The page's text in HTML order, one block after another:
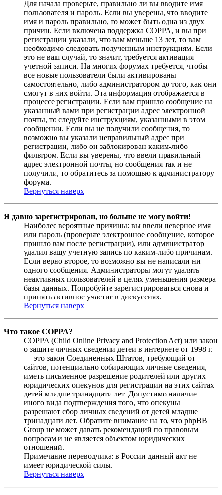
Для начала проверьте, правильно ли вы вводите имя
пользователя и пароль. Если вы уверены, что вводите
имя и пароль правильно, то может быть одна из двух
причин. Если включена поддержка COPPA, и вы при
регистрации указали, что вам меньше 13 лет, то вам
необходимо следовать полученным инструкциям. Если
это не ваш случай, то значит, требуется активация
учетной записи. На многих форумах требуется, чтобы
все новые пользователи были активированы
самостоятельно, либо администратором до того, как они
смогут в них войти. Эта информация отображается в
процессе регистрации. Если вам пришло сообщение на
указанный вами при регистрации адрес электронной
почты, то следуйте инструкциям, указанными в этом
сообщении. Если вы не получили сообщения, то
возможно вы указали неправильный адрес при
регистрации, либо он заблокирован каким-либо
фильтром. Если вы уверены, что ввели правильный
адрес электронной почты, но сообщения так и не
получили, то обратитесь за помощью к администратору
форума.
Вернуться наверх
Я давно зарегистрирован, но больше не могу войти!
Наиболее вероятные причины: вы ввели неверное имя
или пароль (проверьте электронное сообщение, которое
пришло вам после регистрации), или администратор
удалил вашу учетную запись по каким-либо причинам.
Если верно второе, то возможно вы не написали ни
одного сообщения. Администраторы могут удалять
неактивных пользователей в целях уменьшения размера
базы данных. Попробуйте зарегистрироваться снова и
принять активное участие в дискуссиях.
Вернуться наверх
Что такое COPPA?
COPPA (Child Online Privacy and Protection Act) или закон
о защите личных сведений детей в интернете от 1998 г.
— это закон Соединенных Штатов, требующий от
сайтов, потенциально собирающих личные сведения,
иметь письменное разрешение родителей или других
юридических опекунов для регистрации на этих сайтах
детей младше тринадцати лет. Допустимо наличие
иного вида подтверждения того, что опекуны
разрешают сбор личных сведений от детей младше
тринадцати лет. Обратите внимание на то, что phpBB
Group не может давать рекомендаций по правовым
вопросам и не является объектом юридических
отношений.
Примечание переводчика: в России данный акт не
имеет юридической силы.
Вернуться наверх